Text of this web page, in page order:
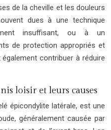
de la cheville et les douleurs
dues à une technique
insuffisant, ou à un
de protection appropriés et
contribuer à réduire
loisir et leurs causes
épicondylite latérale, est une
généralement causée par